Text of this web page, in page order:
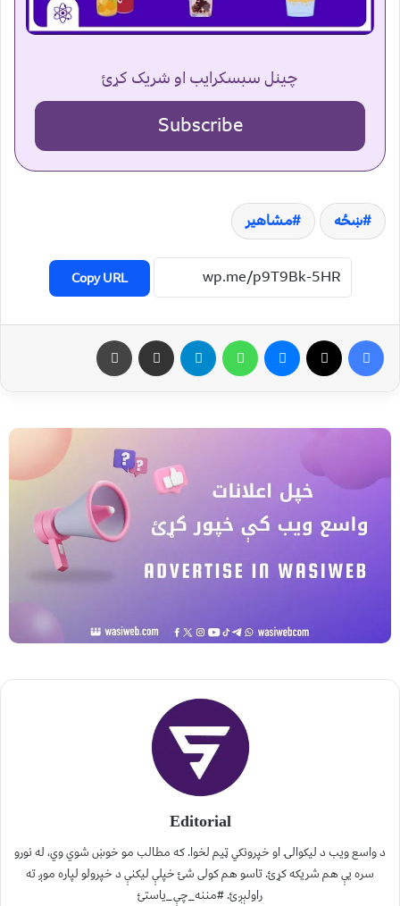
چینل سبسکرایب او شریک کړئ
Subscribe
ښځه مشاهیر
Copy URL
Editorial
د واسع ویب د لیکوالۍ او خپرونکي ټیم لخوا. که مطالب مو خوښ شوي وي، له نورو
سره یې هم شریکه کړئ. تاسو هم کولی شئ خپلې لیکنې د خپرولو لپاره موږ ته
راولېږئ. #مننه_چې_یاستئ